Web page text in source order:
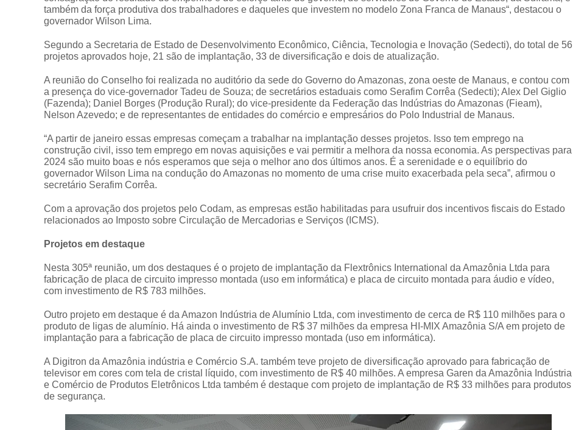
também da força produtiva dos trabalhadores e daqueles que investem no modelo Zona Franca de Manaus“, destacou o
governador Wilson Lima.
Segundo a Secretaria de Estado de Desenvolvimento Econômico, Ciência, Tecnologia e Inovação (Sedecti), do total de 56
projetos aprovados hoje, 21 são de implantação, 33 de diversificação e dois de atualização.
A reunião do Conselho foi realizada no auditório da sede do Governo do Amazonas, zona oeste de Manaus, e contou com
a presença do vice-governador Tadeu de Souza; de secretários estaduais como Serafim Corrêa (Sedecti); Alex Del Giglio
(Fazenda); Daniel Borges (Produção Rural); do vice-presidente da Federação das Indústrias do Amazonas (Fieam),
Nelson Azevedo; e de representantes de entidades do comércio e empresários do Polo Industrial de Manaus.
“A partir de janeiro essas empresas começam a trabalhar na implantação desses projetos. Isso tem emprego na
construção civil, isso tem emprego em novas aquisições e vai permitir a melhora da nossa economia. As perspectivas para
2024 são muito boas e nós esperamos que seja o melhor ano dos últimos anos. É a serenidade e o equilíbrio do
governador Wilson Lima na condução do Amazonas no momento de uma crise muito exacerbada pela seca”, afirmou o
secretário Serafim Corrêa.
Com a aprovação dos projetos pelo Codam, as empresas estão habilitadas para usufruir dos incentivos fiscais do Estado
relacionados ao Imposto sobre Circulação de Mercadorias e Serviços (ICMS).
Projetos em destaque
Nesta 305ª reunião, um dos destaques é o projeto de implantação da Flextrônics International da Amazônia Ltda para
fabricação de placa de circuito impresso montada (uso em informática) e placa de circuito montada para áudio e vídeo,
com investimento de R$ 783 milhões.
Outro projeto em destaque é da Amazon Indústria de Alumínio Ltda, com investimento de cerca de R$ 110 milhões para o
produto de ligas de alumínio. Há ainda o investimento de R$ 37 milhões da empresa HI-MIX Amazônia S/A em projeto de
implantação para a fabricação de placa de circuito impresso montada (uso em informática).
A Digitron da Amazônia indústria e Comércio S.A. também teve projeto de diversificação aprovado para fabricação de
televisor em cores com tela de cristal líquido, com investimento de R$ 40 milhões. A empresa Garen da Amazônia Indústria
e Comércio de Produtos Eletrônicos Ltda também é destaque com projeto de implantação de R$ 33 milhões para produtos
de segurança.